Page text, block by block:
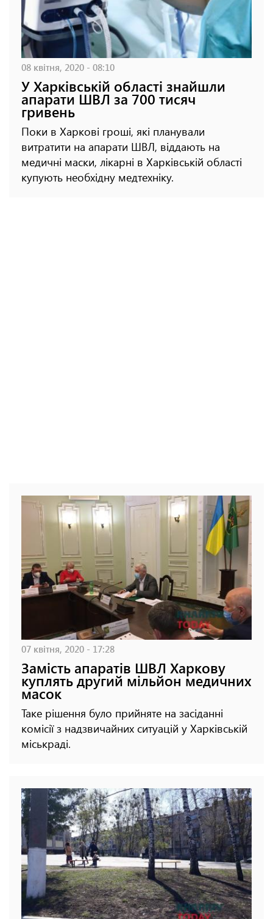
08 квітня, 2020 - 08:10
У Харківській області знайшли
апарати ШВЛ за 700 тисяч
гривень
Поки в Харкові гроші, які планували
витратити на апарати ШВЛ, віддають на
медичні маски, лікарні в Харківській області
купують необхідну медтехніку.
07 квітня, 2020 - 17:28
Замість апаратів ШВЛ Харкову
куплять другий мільйон медичних
масок
Таке рішення було прийняте на засіданні
комісії з надзвичайних ситуацій у Харківській
міськраді.